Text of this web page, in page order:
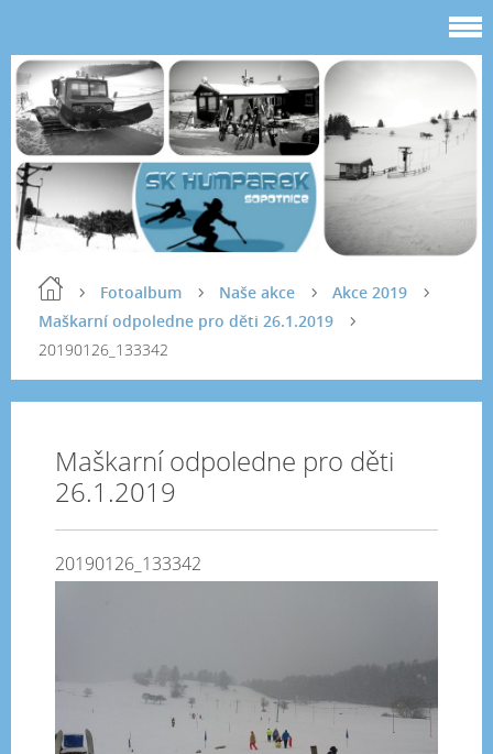
Fotoalbum Naše akce
Akce 2019
Maškarní odpoledne pro děti 26.1.2019
20190126_133342
Maškarní odpoledne pro děti
26.1.2019
20190126_133342